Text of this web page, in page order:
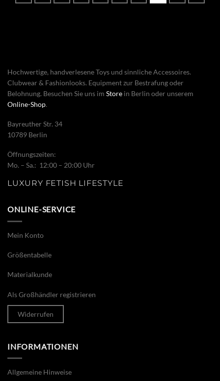
Hochwertige, handverlesene Toys und sinnliche Accessoires.
Clubwear & Fashionlooks. Equipment zur Bestrafung oder
Belohnung. Besuchen Sie uns im Store in Berlin oder unserem
Online-Shop.
Bayreuther Str. 34
10789 Berlin
Öffnungszeiten:
Mo. – Sa.: 12:00 – 20:00 Uhr
LUXURY FETISH LIFESTYLE
ONLINE-SERVICE
Mein Konto
Größentabelle
Materialkunde
Als Großhändler registrieren
Widerrufen
INFORMATIONEN
Allgemeine Hinweise